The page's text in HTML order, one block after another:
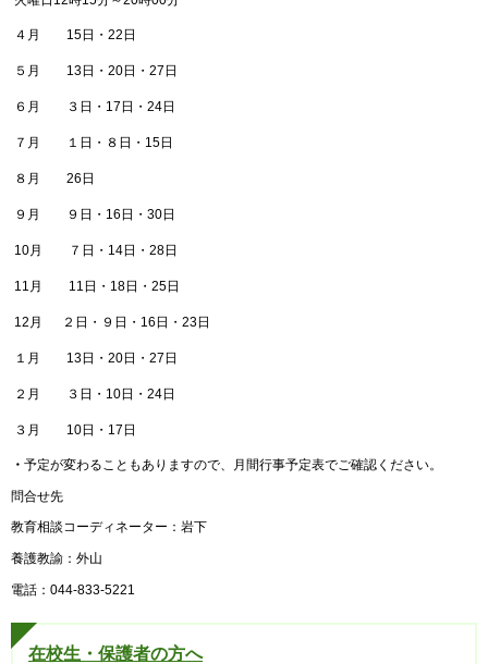
４月 15日・22日
５月 13日・20日・27日
６月 ３日・17日・24日
７月 １日・８日・15日
８月 26日
９月 ９日・16日・30日
10月 ７日・14日・28日
11月 11日・18日・25日
12月 ２日・９日・16日・23日
１月 13日・20日・27日
２月 ３日・10日・24日
３月 10日・17日
・ 予定が変わることもありますので、月間行事予定表でご確認ください。
問合せ先
教育相談コーディネーター：岩下
養護教諭：外山
電話：044-833-5221
在校生・保護者の方へ